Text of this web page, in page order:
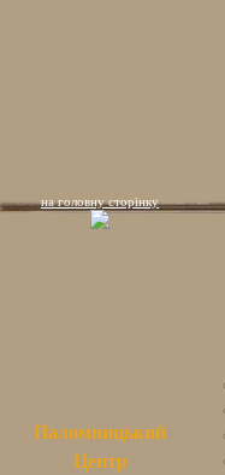
на головну сторінку
Паломницький
Центр